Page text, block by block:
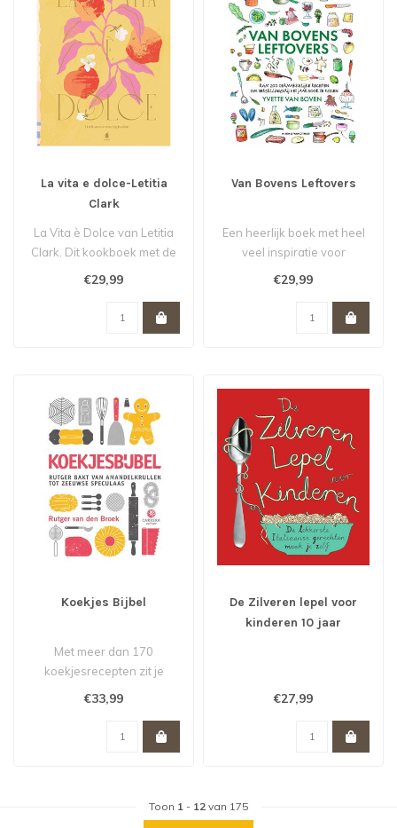
La vita e dolce-Letitia
Clark
La Vita è Dolce van Letitia
Clark. Dit kookboek met de
heerlijkste recepten voo..
€29,99
Van Bovens Leftovers
Een heerlijk boek met heel
veel inspiratie voor
dagelijkse verspillingsvrije
€29,99
Koekjes Bijbel
Met meer dan 170
koekjesrecepten zit je
€33,99
De Zilveren lepel voor
kinderen 10 jaar
€27,99
Toon 1 - 12 van 175